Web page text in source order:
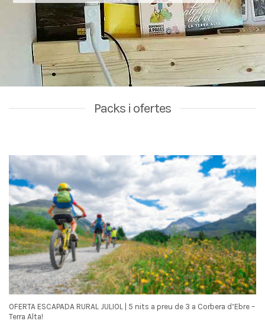
Packs i ofertes
OFERTA ESCAPADA RURAL JULIOL | 5 nits a preu de 3 a Corbera d’Ebre –
Terra Alta!
Oferta escapada rural aquest juliol a la Terra Alta. Gaudeix 5
nits a preu de [...]
VEURE PROPOSTA